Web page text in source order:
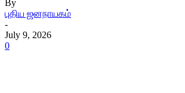
By
புதிய ஜனநாயகம்
-
July 9, 2026
0